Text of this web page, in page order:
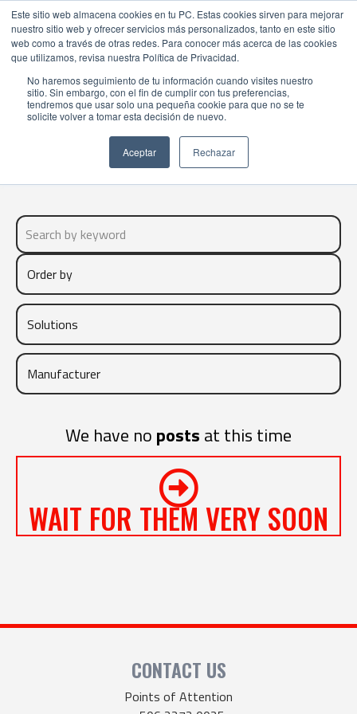
Este sitio web almacena cookies en tu PC. Estas cookies sirven para mejorar
nuestro sitio web y ofrecer servicios más personalizados, tanto en este sitio
web como a través de otras redes. Para conocer más acerca de las cookies
que utilizamos, revisa nuestra Política de Privacidad.
No haremos seguimiento de tu información cuando visites nuestro
sitio. Sin embargo, con el fin de cumplir con tus preferencias,
tendremos que usar solo una pequeña cookie para que no se te
solicite volver a tomar esta decisión de nuevo.
Aceptar Rechazar
PROMO
We have no posts at this time
WAIT FOR THEM VERY SOON
CONTACT US
Points of Attention